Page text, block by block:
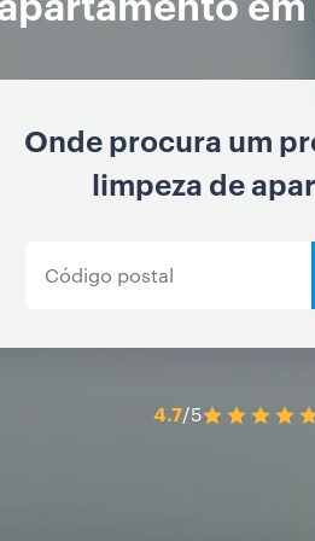
Onde procura um
limpeza de
4.7/5